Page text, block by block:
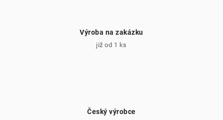
Výroba na zakázku
již od 1 ks
Český výrobce